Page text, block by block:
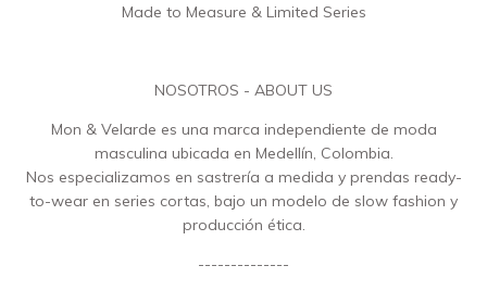
Made to Measure & Limited Series
NOSOTROS - ABOUT US
Mon & Velarde es una marca independiente de moda
masculina ubicada en Medellín, Colombia.
Nos especializamos en sastrería a medida y prendas ready-
to-wear en series cortas, bajo un modelo de slow fashion y
producción ética.
--------------